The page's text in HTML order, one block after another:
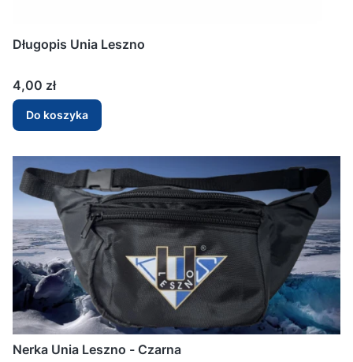
Długopis Unia Leszno
Cena
4,00 zł
Do koszyka
Nerka Unia Leszno - Czarna